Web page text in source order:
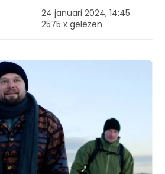
24 januari 2024, 14:45
2575 x gelezen